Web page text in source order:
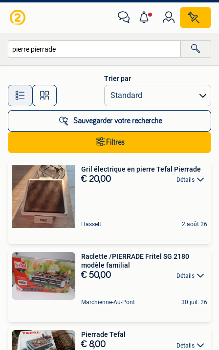
Toutes les distances…
Trier par
Sauvegarder votre recherche
Filtres
Gril électrique en pierre Tefal Pierrade
€ 20,00 Détails
Hasselt 2 août 26
Raclette /PIERRADE Fritel SG 2180
modèle familial
€ 50,00 Détails
Marchienne-Au-Pont 30 juil. 26
Pierrade Tefal
€ 8,00 Détails